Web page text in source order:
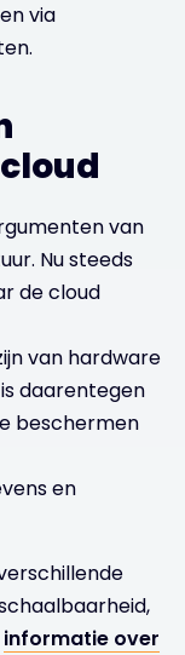
via
van
Nu steeds
de cloud
van hardware
daarentegen
beschermen
en
informatie over